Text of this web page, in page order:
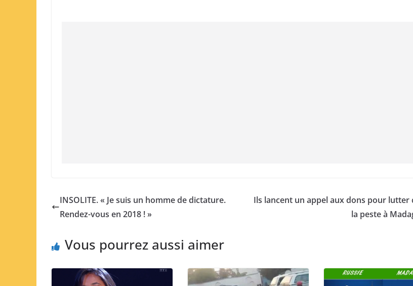
INSOLITE. « Je suis un homme de dictature.
Rendez-vous en 2018 ! »
Ils lancent un appel aux dons pour lutter
la peste à
Vous pourrez aussi aimer